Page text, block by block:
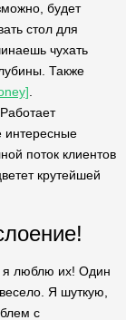
будет
стол для
чухать
Также
интересные
поток клиентов
крутейшей
я люблю их! Один
Я шуткую,
с